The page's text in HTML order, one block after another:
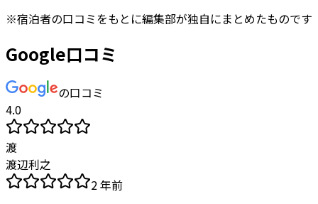
※宿泊者の口コミをもとに編集部が独自にまとめたものです
Google口コミ
の口コミ
4.0
渡
渡辺利之
2 年前